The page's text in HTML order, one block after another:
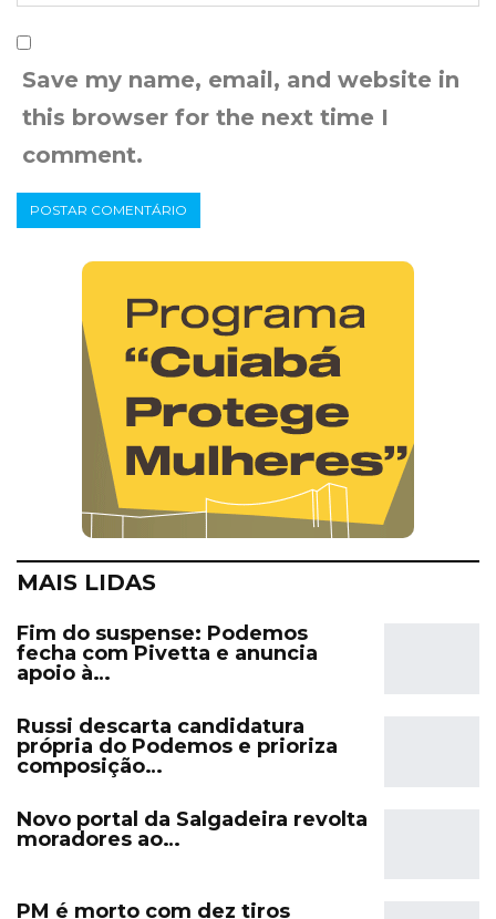
Save my name, email, and website in
this browser for the next time I
comment.
MAIS LIDAS
Fim do suspense: Podemos
fecha com Pivetta e anuncia
apoio à…
Russi descarta candidatura
própria do Podemos e prioriza
composição…
Novo portal da Salgadeira revolta
moradores ao…
PM é morto com dez tiros